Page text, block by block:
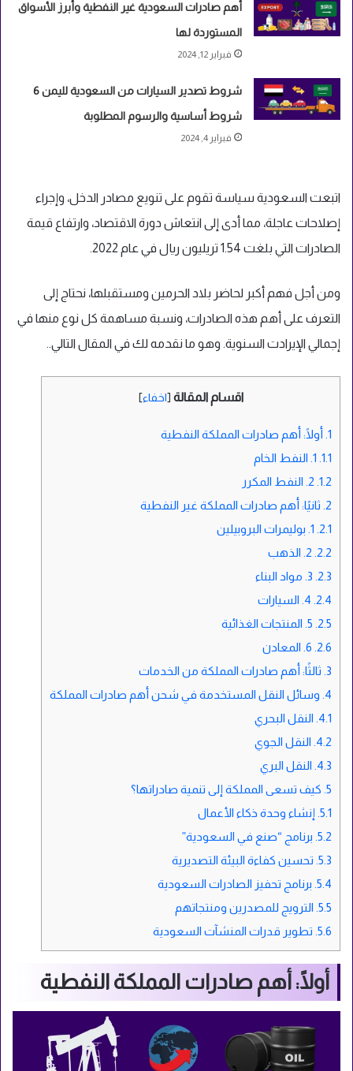
أهم صادرات السعودية غير النفطية وأبرز الأسواق
المستوردة لها
فبراير 12, 2024
شروط تصدير السيارات من السعودية لليمن 6
شروط أساسية والرسوم المطلوبة
فبراير 4, 2024
اتبعت السعودية سياسة تقوم على تنويع مصادر الدخل، وإجراء
إصلاحات عاجلة، مما أدى إلى انتعاش دورة الاقتصاد، وارتفاع قيمة
الصادرات التي بلغت 1.54 تريليون ريال في عام 2022 .
ومن أجل فهم أكبر لحاضر بلاد الحرمين ومستقبلها، نحتاج إلى
التعرف على أهم هذه الصادرات، ونسبة مساهمة كل نوع منها في
إجمالي الإيرادت السنوية. وهو ما نقدمه لك في المقال التالي..
اقسام المقالة [اخفاء]
1. أولًا: أهم صادرات المملكة النفطية
1.1.
1.2.
2. ثانيًا: أهم صادرات المملكة غير النفطية
2.1.
2.2.
2.3.
2.4.
2.5.
2.6.
3. ثالثًا: أهم صادرات المملكة من الخدمات
4. وسائل النقل المستخدمة في شحن أهم صادرات المملكة
4.1. النقل البحري
4.2. النقل الجوي
4.3. النقل البري
5. كيف تسعى المملكة إلى تنمية صادراتها؟
5.1. إنشاء وحدة ذكاء الأعمال
5.2. برنامج “صنع في السعودية”
5.3. تحسين كفاءة البيئة التصديرية
5.4. برنامج تحفيز الصادرات السعودية
5.5. الترويج للمصدرين ومنتجاتهم
5.6. تطوير قدرات المنشآت السعودية
أولًا: أهم صادرات المملكة النفطية